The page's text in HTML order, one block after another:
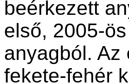
beérkezett
első, 2005-
anyagból. Az
fekete-fehér